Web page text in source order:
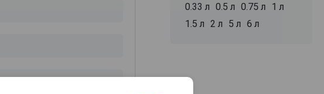
0.33 л 0.5 л 0.75 л
1 л
1.5 л
2 л 5 л 6 л